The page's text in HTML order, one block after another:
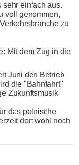
sehr einfach aus.
voll genommen,
zu
Mit dem Zug in die
Juni den Betrieb
die "Bahnfahrt"
Zukunftsmusik
das polnische
dort wohl noch